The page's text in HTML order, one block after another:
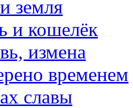
земля
и кошелёк
измена
временем
славы